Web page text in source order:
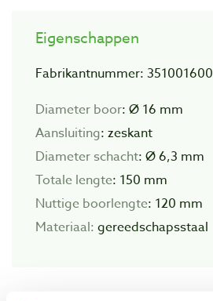
Eigenschappen
Fabrikantnummer: 351001600
Diameter boor: Ø 16 mm
Aansluiting: zeskant
Diameter schacht: Ø 6,3 mm
Totale lengte: 150 mm
Nuttige boorlengte: 120 mm
Materiaal: gereedschapsstaal